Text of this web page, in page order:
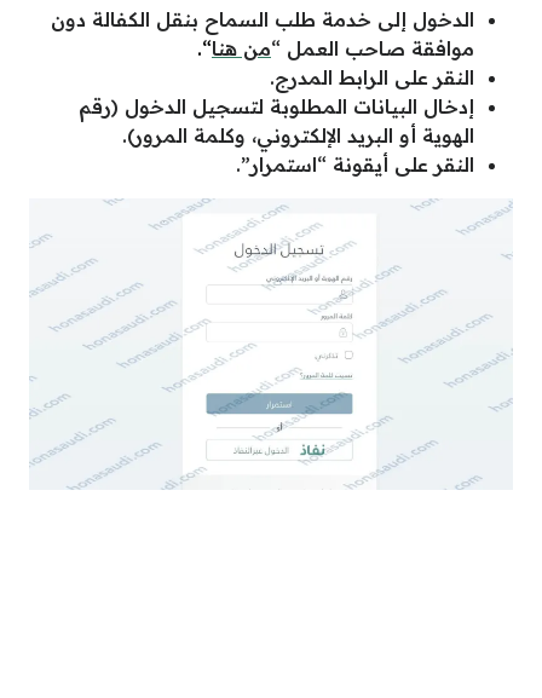
الدخول إلى خدمة طلب السماح بنقل الكفالة دون
موافقة صاحب العمل “من هنا“.
النقر على الرابط المدرج.
إدخال البيانات المطلوبة لتسجيل الدخول (رقم
الهوية أو البريد الإلكتروني، وكلمة المرور).
النقر على أيقونة “استمرار”.